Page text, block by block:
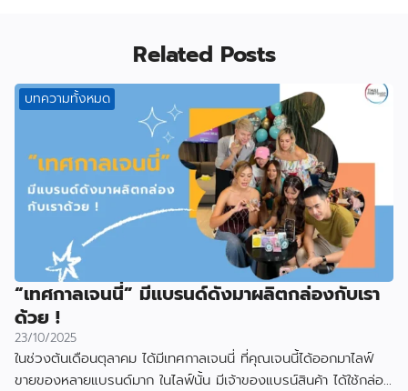
Related Posts
บทความทั้งหมด
“เทศกาลเจนนี่” มีแบรนด์ดังมาผลิตกล่องกับเรา
ด้วย !
23/10/2025
ในช่วงต้นเดือนตุลาคม ได้มีเทศกาลเจนนี่ ที่คุณเจนนี้ได้ออกมาไลฟ์
ขายของหลายแบรนด์มาก ในไลฟ์นั้น มีเจ้าของแบรน์สินค้า ได้ใช้กล่อง